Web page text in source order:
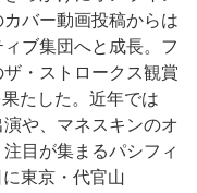
バー動画投稿からは
ブ集団へと成長。フ
・ストロークス観賞
たした。近年では
演や、マネスキンのオ
目が集まるパシフィ
東京・代官山